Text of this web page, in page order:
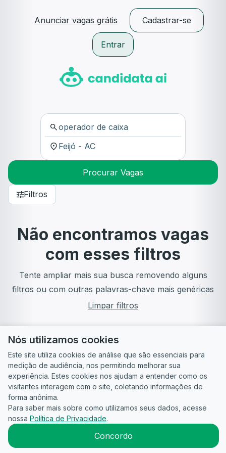
Anunciar vagas grátis Cadastrar-se
Entrar
Procurar Vagas
Filtros
Não encontramos vagas
com esses filtros
Tente ampliar mais sua busca removendo alguns
filtros ou com outras palavras-chave mais genéricas
Limpar filtros
Guia do
Candidato
Para
empresas
Política de
Privacidade
Termos
2026CandidataAI
Nós utilizamos cookies
Este site utiliza cookies de análise que são essenciais para
medição de audiência, nos permitindo melhorar sua
experiência. Estes cookies nos ajudam a entender como os
visitantes interagem com o site, coletando informações de
forma anônima.
Para saber mais sobre como utilizamos seus dados, acesse
nossa Política de Privacidade.
Concordo